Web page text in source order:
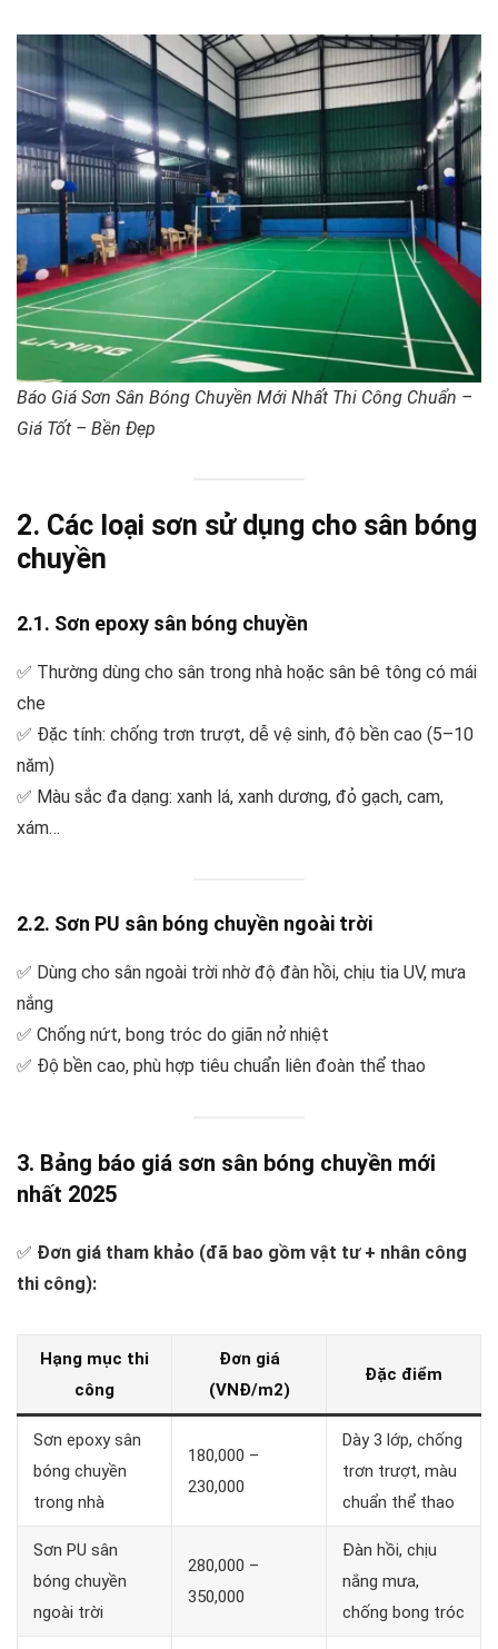
Báo Giá Sơn Sân Bóng Chuyền Mới Nhất Thi Công Chuẩn –
Giá Tốt – Bền Đẹp
2. Các loại sơn sử dụng cho sân bóng
chuyền
2.1. Sơn epoxy sân bóng chuyền
✅ Thường dùng cho sân trong nhà hoặc sân bê tông có mái
che
✅ Đặc tính: chống trơn trượt, dễ vệ sinh, độ bền cao (5–10
năm)
✅ Màu sắc đa dạng: xanh lá, xanh dương, đỏ gạch, cam,
xám…
2.2. Sơn PU sân bóng chuyền ngoài trời
✅ Dùng cho sân ngoài trời nhờ độ đàn hồi, chịu tia UV, mưa
nắng
✅ Chống nứt, bong tróc do giãn nở nhiệt
✅ Độ bền cao, phù hợp tiêu chuẩn liên đoàn thể thao
3. Bảng báo giá sơn sân bóng chuyền mới
nhất 2025
✅ Đơn giá tham khảo (đã bao gồm vật tư + nhân công
thi công):
Hạng mục thi
công
Đơn giá
(VNĐ/m2)
Đặc điểm
Sơn epoxy sân
bóng chuyền
trong nhà
180,000 –
230,000
Dày 3 lớp, chống
trơn trượt, màu
chuẩn thể thao
Sơn PU sân
bóng chuyền
ngoài trời
280,000 –
350,000
Đàn hồi, chịu
nắng mưa,
chống bong tróc